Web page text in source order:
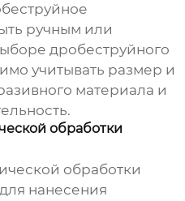
ручным или
дробеструйного
учитывать размер и
материала и
обработки
обработки
нанесения